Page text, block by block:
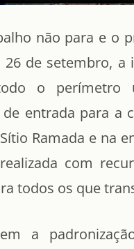
não para e o
de setembro, a
o perímetro
entrada para a
Ramada e na
com
todos os que
a